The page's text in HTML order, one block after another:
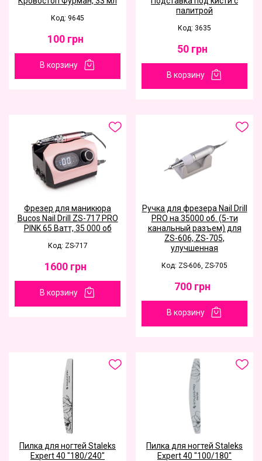
Код: 9645
100 грн
В корзину
палитрой
Код: 3635
50 грн
В корзину
Фрезер для маникюра
Bucos Nail Drill ZS-717 PRO
PINK 65 Ватт, 35 000 об
Код: ZS-717
1600 грн
В корзину
Ручка для фрезера Nail Drill
PRO на 35000 об. (5-ти
канальный разъем) для
ZS-606, ZS-705,
улучшенная
Код: ZS-606, ZS-705
700 грн
В корзину
Пилка для ногтей Staleks
Expert 40 "180/240"
Пилка для ногтей Staleks
Expert 40 "100/180"